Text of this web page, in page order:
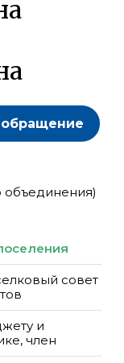
объединения)
совет
и
член